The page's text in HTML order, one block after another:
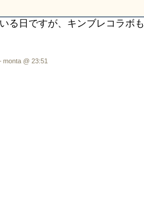
る日ですが、キンブレコラボも
@ 23:51